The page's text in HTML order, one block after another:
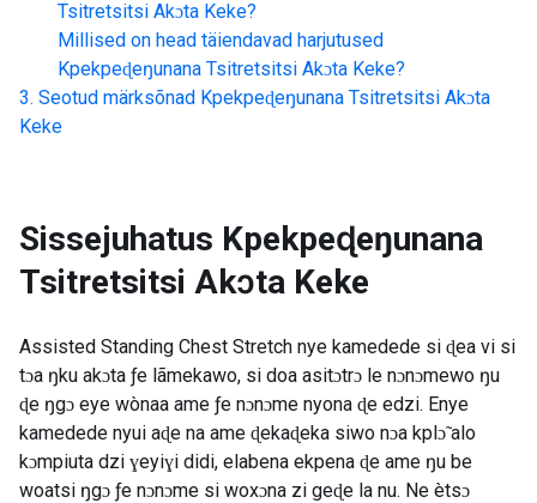
Tsitretsitsi Akɔta Keke?
Millised on head täiendavad harjutused
Kpekpeɖeŋunana Tsitretsitsi Akɔta Keke?
Seotud märksõnad Kpekpeɖeŋunana Tsitretsitsi Akɔta
Keke
Sissejuhatus Kpekpeɖeŋunana
Tsitretsitsi Akɔta Keke
Assisted Standing Chest Stretch nye kamedede si ɖea vi si
tɔa ŋku akɔta ƒe lãmekawo, si doa asitɔtrɔ le nɔnɔmewo ŋu
ɖe ŋgɔ eye wònaa ame ƒe nɔnɔme nyona ɖe edzi. Enye
kamedede nyui aɖe na ame ɖekaɖeka siwo nɔa kplɔ̃ alo
kɔmpiuta dzi ɣeyiɣi didi, elabena ekpena ɖe ame ŋu be
woatsi ŋgɔ ƒe nɔnɔme si woxɔna zi geɖe la nu. Ne ètsɔ